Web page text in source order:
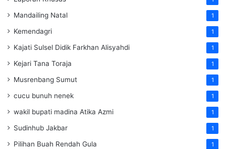
Mandailing Natal 1
Kemendagri 1
Kajati Sulsel Didik Farkhan Alisyahdi 1
Kejari Tana Toraja 1
Musrenbang Sumut 1
cucu bunuh nenek 1
wakil bupati madina Atika Azmi 1
Sudinhub Jakbar 1
Pilihan Buah Rendah Gula 1